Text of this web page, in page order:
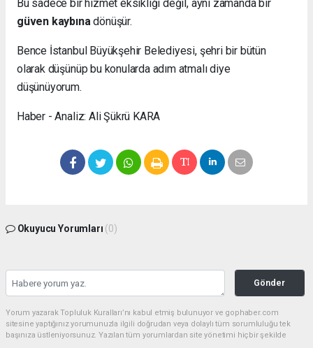
Bu sadece bir hizmet eksikliği değil, aynı zamanda bir
güven kaybına dönüşür.
Bence İstanbul Büyükşehir Belediyesi, şehri bir bütün
olarak düşünüp bu konularda adım atmalı diye
düşünüyorum.
Haber - Analiz: Ali Şükrü KARA
Okuyucu Yorumları (0)
Gönder
Yorum yazarak Topluluk Kuralları’nı kabul etmiş bulunuyor ve gophaber.com
sitesine yaptığınız yorumunuzla ilgili doğrudan veya dolaylı tüm sorumluluğu tek
başınıza üstleniyorsunuz. Yazılan tüm yorumlardan site yönetimi hiçbir şekilde